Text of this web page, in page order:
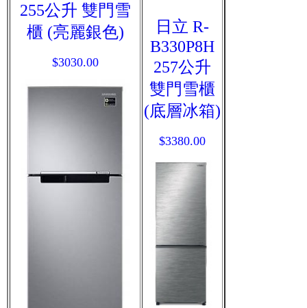
255公升 雙門雪
櫃 (亮麗銀色)
$3030.00
日立 R-
B330P8H
257公升
雙門雪櫃
(底層冰箱)
$3380.00